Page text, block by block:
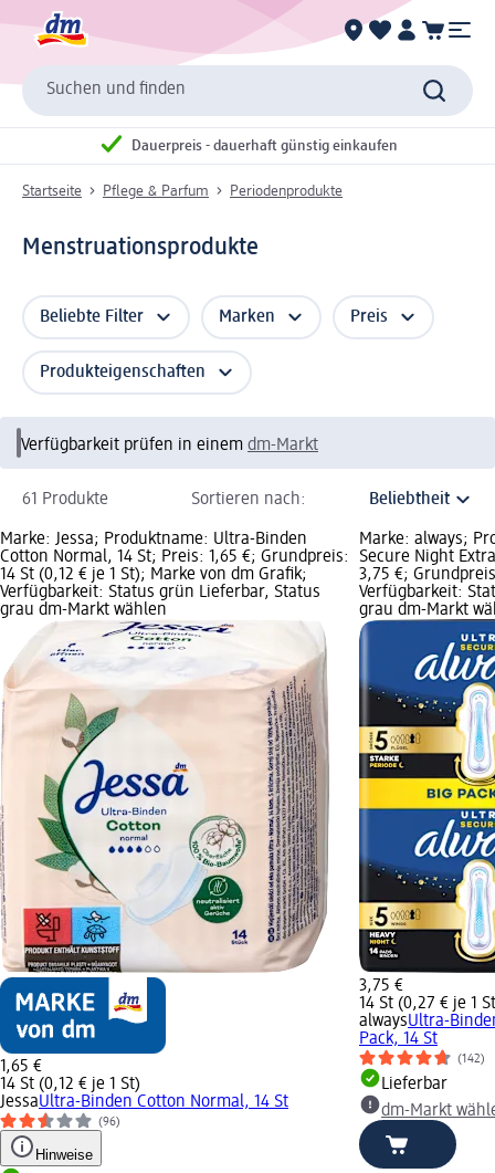
Suchen und finden
Dauerpreis - dauerhaft günstig einkaufen
Startseite Pflege & Parfum Periodenprodukte
Menstruationsprodukte
Beliebte Filter Marken Preis
Produkteigenschaften
Verfügbarkeit prüfen in einem dm-Markt
61 Produkte Sortieren nach:
Marke: Jessa; Produktname: Ultra-Binden
Cotton Normal, 14 St; Preis: 1,65 €; Grundpreis:
14 St (0,12 € je 1 St); Marke von dm Grafik;
Verfügbarkeit: Status grün Lieferbar, Status
grau dm-Markt wählen
1,65 €
14 St (0,12 € je 1 St)
JessaUltra-Binden Cotton Normal, 14 St
(96)
Hinweise
Marke: always;
Secure Night
3,75 €;
Verfügbarkeit:
grau dm-Markt
3,75 €
14 St (0,27 € je 1
alwaysUltra-
Pack, 14 St
(142)
Lieferbar
dm-Markt